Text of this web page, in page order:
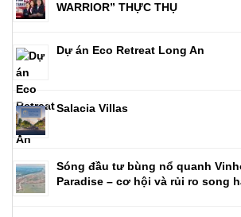
WARRIOR” THỰC THỤ
Dự án Eco Retreat Long An
Salacia Villas
Sóng đầu tư bùng nổ quanh
Paradise – cơ hội và rủi ro song